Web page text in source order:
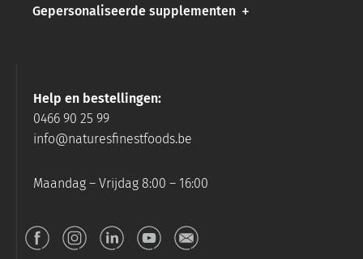
Gepersonaliseerde supplementen
Help en bestellingen:
0466 90 25 99
info@naturesfinestfoods.be
Maandag – Vrijdag 8:00 – 16:00